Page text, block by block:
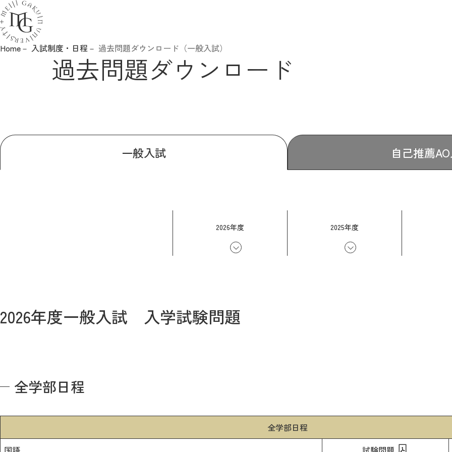
ニュース
入試制度・日程
イベント・見学
Home 入試制度・日程 過去問題ダウンロード（一般入試）
過去問題ダウンロード
一般入試 自己推薦
2026年度 2025年度
2026年度一般入試 入学試験問題
全学部日程
全学部日程